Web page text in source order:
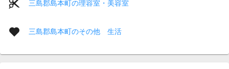
三島郡島本町の理容室・美容室
三島郡島本町のその他 生活